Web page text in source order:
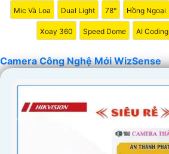
Mic Và Loa Dual Light 78° Hồng Ngoại
Xoay 360 Speed Dome AI Coding
Camera Công Nghệ Mới WizSense